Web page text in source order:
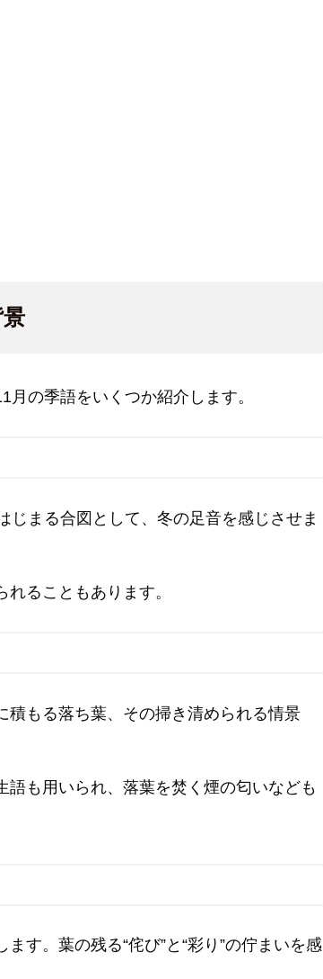
の季語をいくつか紹介します。
まる合図として、冬の足音を感じさせま
ることもあります。
もる落ち葉、その掃き清められる情景
語も用いられ、落葉を焚く煙の匂いなども
す。葉の残る“侘び”と“彩り”の佇まいを感